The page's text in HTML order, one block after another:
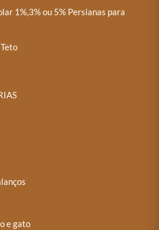
1%,3% ou 5% Persianas para
e gato